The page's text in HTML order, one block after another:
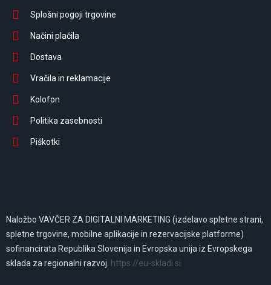
Splošni pogoji trgovine
Načini plačila
Dostava
Vračila in reklamacije
Kolofon
Politika zasebnosti
Piškotki
Naložbo VAVČER ZA DIGITALNI MARKETING (izdelavo spletne strani,
spletne trgovine, mobilne aplikacije in rezervacijske platforme)
sofinancirata Republika Slovenija in Evropska unija iz Evropskega
sklada za regionalni razvoj. https://eu-skladi.si